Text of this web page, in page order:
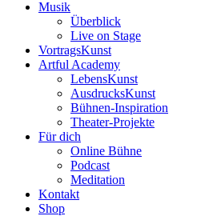
Musik
Überblick
Live on Stage
VortragsKunst
Artful Academy
LebensKunst
AusdrucksKunst
Bühnen-Inspiration
Theater-Projekte
Für dich
Online Bühne
Podcast
Meditation
Kontakt
Shop